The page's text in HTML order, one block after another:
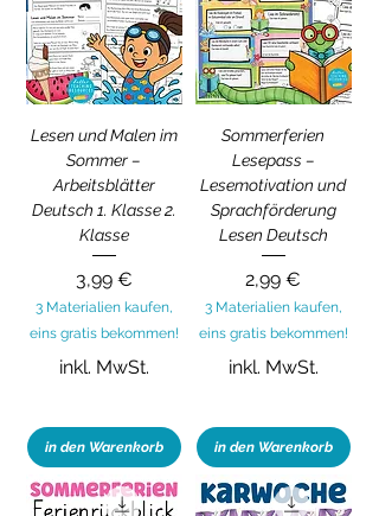
Lesen und Malen im
Sommer –
Arbeitsblätter
Deutsch 1. Klasse 2.
Klasse
Preis
3,99 €
3 Materialien kaufen,
eins gratis bekommen!
inkl. MwSt.
in den Warenkorb
Sommerferien
Lesepass –
Lesemotivation und
Sprachförderung
Lesen Deutsch
Preis
2,99 €
3 Materialien kaufen,
eins gratis bekommen!
inkl. MwSt.
in den Warenkorb